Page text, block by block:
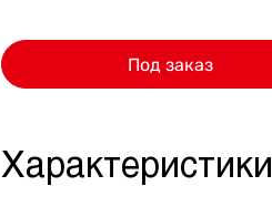
Под заказ
Характеристики